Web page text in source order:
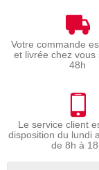
Votre commande
et livrée chez vous
48h
Le service client
disposition du lundi
de 8h à